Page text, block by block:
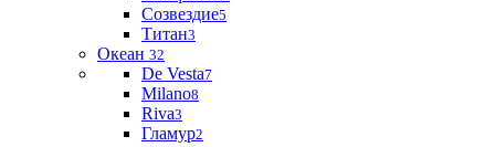
Созвездие5
Титан3
Океан 32
De Vesta7
Milano8
Riva3
Гламур2